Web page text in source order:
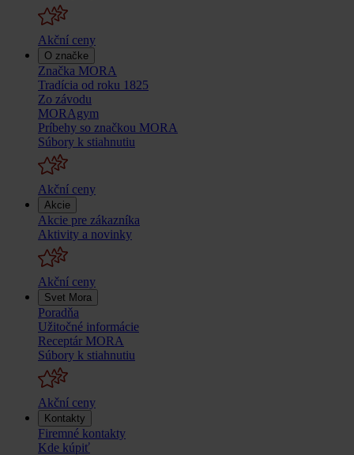
Akční ceny
O značke
Značka MORA
Tradícia od roku 1825
Zo závodu
MORAgym
Príbehy so značkou MORA
Súbory k stiahnutiu
Akční ceny
Akcie
Akcie pre zákazníka
Aktivity a novinky
Akční ceny
Svet Mora
Poradňa
Užitočné informácie
Receptár MORA
Súbory k stiahnutiu
Akční ceny
Kontakty
Firemné kontakty
Kde kúpiť